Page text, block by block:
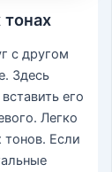
с другом
Здесь
его
Легко
тонов. Если